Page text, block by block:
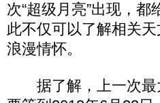
次“超级月亮”出现，
此不仅可以了解相关
浪漫情怀。
据了解，上一次最